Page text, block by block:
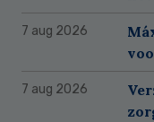
7 aug 2026
7 aug 2026